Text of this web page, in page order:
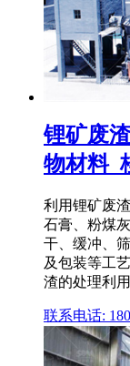
锂矿废
物材料_
利用锂矿废
石膏、粉煤
干、缓冲、
及包装等工
渣的处理利
联系电话: